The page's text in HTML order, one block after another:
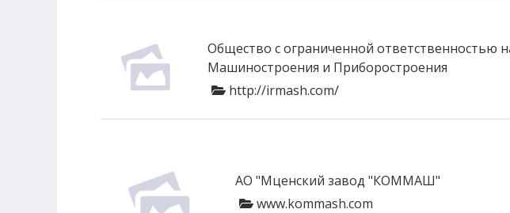
Общество с ограниченной ответственностью
Машиностроения и Приборостроения
http://irmash.com/
АО "Мценский завод "КОММАШ"
www.kommash.com